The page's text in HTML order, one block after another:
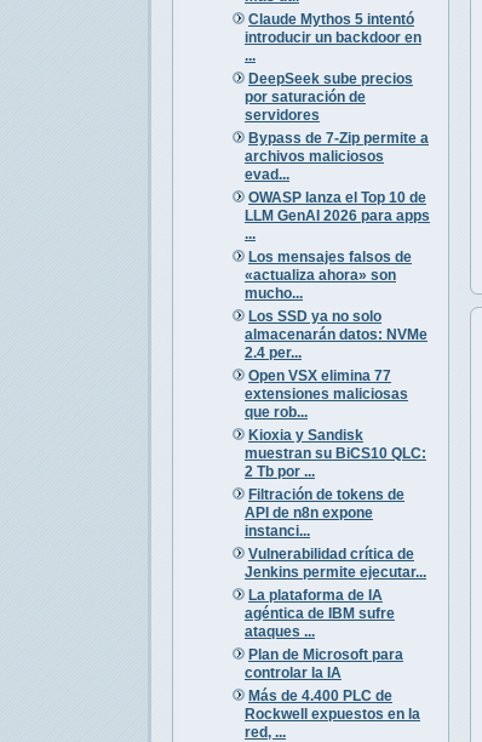
Claude Mythos 5 intentó
introducir un backdoor en
...
DeepSeek sube precios
por saturación de
servidores
Bypass de 7-Zip permite a
archivos maliciosos
evad...
OWASP lanza el Top 10 de
LLM GenAI 2026 para apps
...
Los mensajes falsos de
«actualiza ahora» son
mucho...
Los SSD ya no solo
almacenarán datos: NVMe
2.4 per...
Open VSX elimina 77
extensiones maliciosas
que rob...
Kioxia y Sandisk
muestran su BiCS10 QLC:
2 Tb por ...
Filtración de tokens de
API de n8n expone
instanci...
Vulnerabilidad crítica de
Jenkins permite ejecutar...
La plataforma de IA
agéntica de IBM sufre
ataques ...
Plan de Microsoft para
controlar la IA
Más de 4.400 PLC de
Rockwell expuestos en la
red, ...